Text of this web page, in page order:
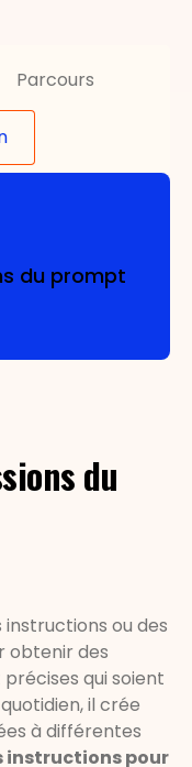
Parcours
du prompt
autres
du
ou des
obtenir des
qui soient
il crée
à différentes
instructions pour